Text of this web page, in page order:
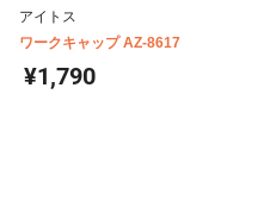
アイトス
ワークキャップ AZ-8617
¥1,790